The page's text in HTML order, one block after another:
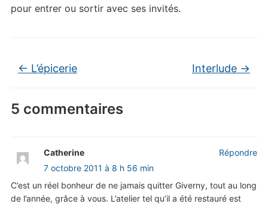
pour entrer ou sortir avec ses invités.
← L’épicerie Interlude →
5 commentaires
Catherine
7 octobre 2011 à 8 h 56 min
C’est un réel bonheur de ne jamais quitter Giverny, tout au long
de l’année, grâce à vous. L’atelier tel qu’il a été restauré est
Répondre